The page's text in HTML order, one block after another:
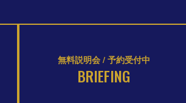
無料説明会 / 予約受付中
BRIEFING